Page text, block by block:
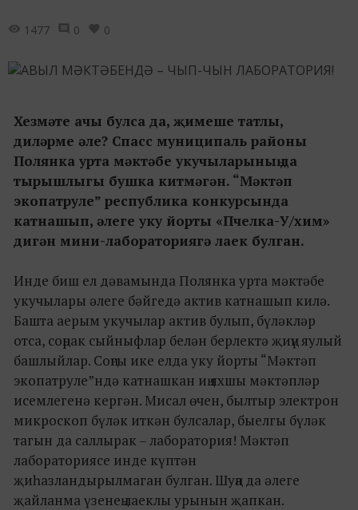
1477 0 0
Хезмәте ачы булса да, җимеше татлы,
диләрме әле? Спасс муниципаль районы
Полянка урта мәктәбе укучыларының да
тырышлыгы бушка китмәгән. “Мәктәп
экопатруле” республика конкурсында
катнашып, әлеге уку йорты «Пчелка-У/хим»
дигән мини-лабораториягә лаек булган.
Инде биш ел дәвамында Полянка урта мәктәбе
укучылары әлеге бәйгедә актив катнашып килә.
Башта аерым укучылар актив булып, бүләкләр
отса, соңрак сыйныфлар белән берлектә җиңү яулый
башлыйлар. Соңгы ике елда уку йорты “Мәктәп
экопатруле”ндә катнашкан иң яхшы мәктәпләр
исемлегенә кергән. Мисал өчен, былтыр электрон
микроскоп бүләк иткән булсалар, быелгы бүләк
тагын да саллырак – лаборатория! Мәктәп
лабораториясе инде күптән
җиһазландырылмаган булган. Шуңа да әлеге
җайланма үзенең лаеклы урынын җапкан.